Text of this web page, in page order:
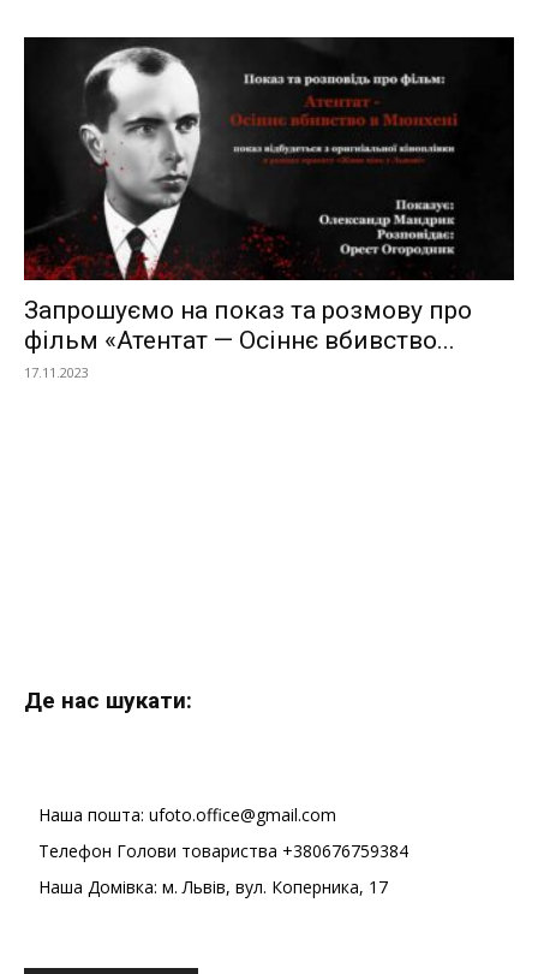
Запрошуємо на показ та розмову про
фільм «Атентат — Осіннє вбивство...
17.11.2023
Де нас шукати:
Наша пошта: ufoto.office@gmail.com
Телефон Голови товариства +380676759384
Наша Домівка: м. Львів, вул. Коперника, 17